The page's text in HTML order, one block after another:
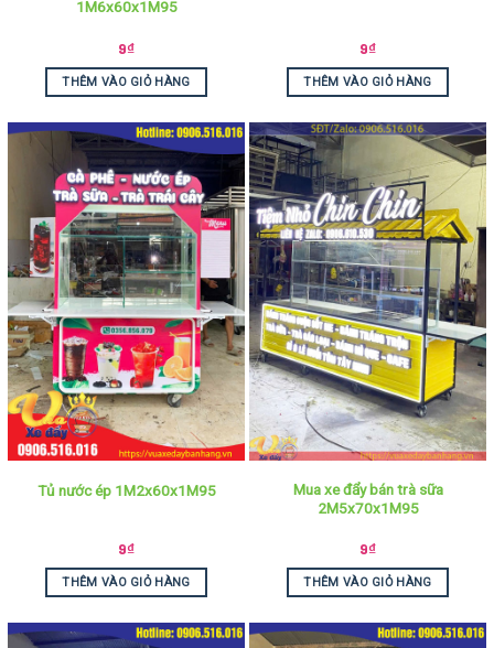
1M6x60x1M95
9₫
THÊM VÀO GIỎ HÀNG
9₫
THÊM VÀO GIỎ HÀNG
Tủ nước ép 1M2x60x1M95
9₫
THÊM VÀO GIỎ HÀNG
Mua xe đẩy bán trà sữa
2M5x70x1M95
9₫
THÊM VÀO GIỎ HÀNG